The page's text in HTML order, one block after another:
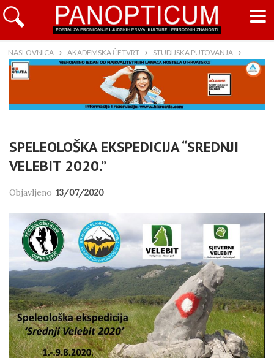
NASLOVNICA AKADEMSKA ČETVRT STUDIJSKA PUTOVANJA
SPELEOLOŠKA EKSPEDICIJA “SREDNJI
VELEBIT 2020.”
Objavljeno 13/07/2020